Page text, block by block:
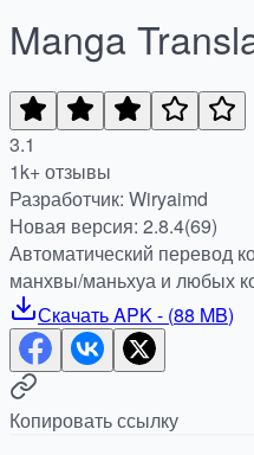
Manga
3.1
1k+ отзывы
Разработчик: Wiryaimd
Новая версия: 2.8.4(69)
Автоматический перевод
манхвы/маньхуа и любых
СкачатьAPK- (88 MB)
Копировать ссылку